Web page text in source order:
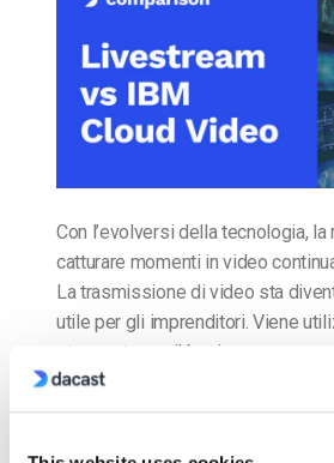
Con l’evolversi della tecnologia,
catturare momenti in video
La trasmissione di video sta
utile per gli imprenditori. Viene
strumento per il business o come
di business. Per iniziare a
professionale, è necessaria una